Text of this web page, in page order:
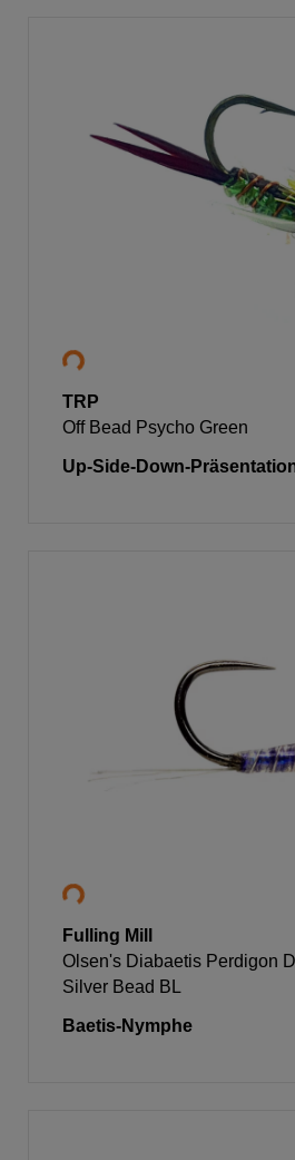
TRP
Off Bead Psycho Green
Up-Side-Down-
Fulling Mill
Olsen's Diabaetis Perdigon
Silver Bead BL
Baetis-Nymphe